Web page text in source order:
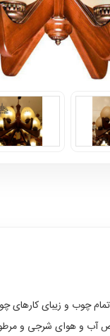
چوب و زیبای
ایمن بوده و از 5 سال ضمانت بدنه و